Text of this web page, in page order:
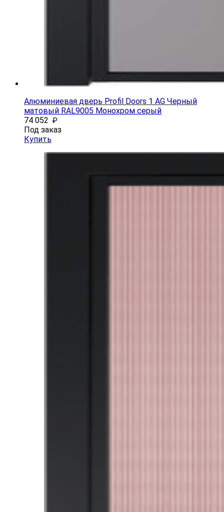
Алюминиевая дверь Profil Doors 1 AG Черный
матовый RAL9005 Монохром серый
74 052 ₽
Под заказ
Купить